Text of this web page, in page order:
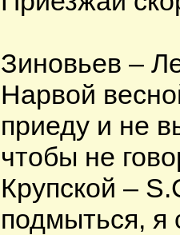
Зиновьев –
Нарвой
приеду и не
чтобы не
Крупской –
подмыться, я